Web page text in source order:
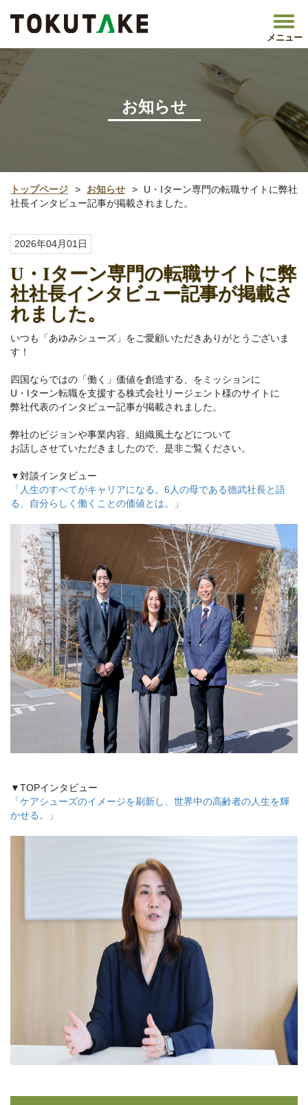
メニュー
お知らせ
トップページ お知らせ
U・Iターン専門の転職サイトに弊社
社長インタビュー記事が掲載されました。
2026年04月01日
U・Iターン専門の転職サイトに弊
社社長インタビュー記事が掲載さ
れました。
いつも「あゆみシューズ」をご愛顧いただきありがとうございま
す！
四国ならではの「働く」価値を創造する、をミッションに
U・Iターン転職を支援する株式会社リージェント様のサイトに
弊社代表のインタビュー記事が掲載されました。
弊社のビジョンや事業内容、組織風土などについて
お話しさせていただきましたので、是非ご覧ください。
▼対談インタビュー
「人生のすべてがキャリアになる。6人の母である德武社長と語
る、自分らしく働くことの価値とは。」
▼TOPインタビュー
「ケアシューズのイメージを刷新し、世界中の高齢者の人生を輝
かせる。」